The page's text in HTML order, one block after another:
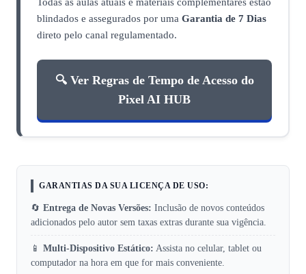
Todas as aulas atuais e materiais complementares estão
blindados e assegurados por uma Garantia de 7 Dias
direto pelo canal regulamentado.
🔍 Ver Regras de Tempo de Acesso do
Pixel AI HUB
GARANTIAS DA SUA LICENÇA DE USO:
🔄 Entrega de Novas Versões: Inclusão de novos conteúdos
adicionados pelo autor sem taxas extras durante sua vigência.
📱 Multi-Dispositivo Estático: Assista no celular, tablet ou
computador na hora em que for mais conveniente.